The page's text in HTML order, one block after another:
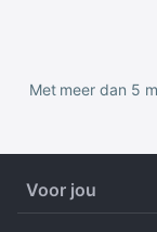
Met meer dan 5
Voor jou